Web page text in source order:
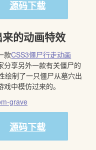
源码下载
的动画特效
款CSS3僵尸行走动画
分享另外一款有关僵尸的
绘制了一只僵尸从墓穴出
中模仿过来的。
源码下载